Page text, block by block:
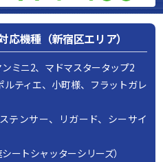
機種（新宿区エリア）
ミニ2、マドマスタータップ2
ルティエ、小町様、フラットガレ
テンサー、リガード、シーサイ
ートシャッターシリーズ）